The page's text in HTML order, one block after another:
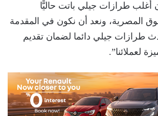
طرازات جيلي باتت حاليًّا
المصرية، ونعد أن نكون في المقدمة
طرازات جيلي دائما لضمان تقديم
لعملائنا”.